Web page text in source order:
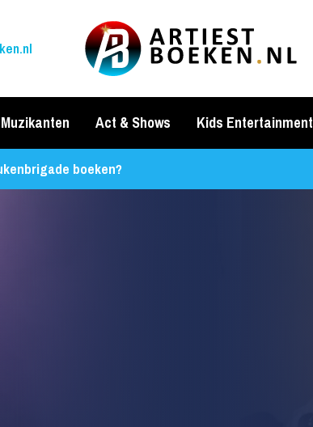
Muzikanten Act & Shows Kids Entertainment
boeken?